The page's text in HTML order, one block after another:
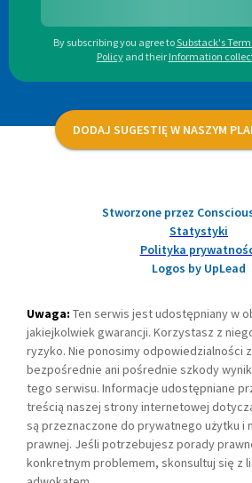
By subscribing you agree toSubstack's
Policy and their Information
DODAJ SUGESTIĘ W NASZYM
Stworzone przez
Statystyki
Polityka
Logos by UpLead
Uwaga: Ten serwis jest udostępniany w
jakiejkolwiek gwarancji. Korzystasz z
ryzyko. Nie ponosimy odpowiedzialności
bezpośrednie ani pośrednie szkody
tego serwisu. Informacje udostępniane
treścią naszej strony internetowej
są przeznaczone do prywatnego użytku i
prawnej. Jeśli potrzebujesz porady
konkretnym problemem, skonsultuj się z